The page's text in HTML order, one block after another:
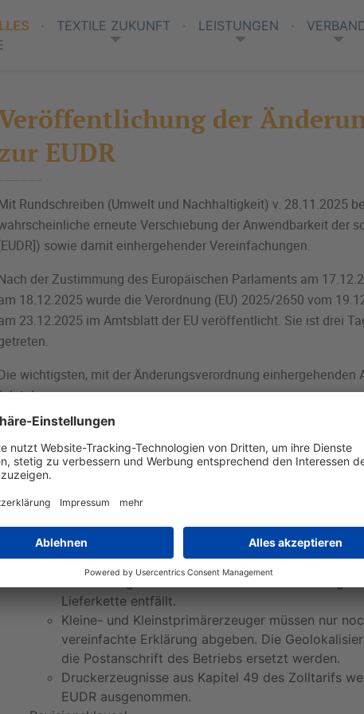
TEXTILE ZUKUNFT LEISTUNGEN
der
EUDR
Rundschreiben (Umwelt und Nachhaltigkeit) v. 28.11.2025
erneute Verschiebung der Anwendbarkeit der
sowie damit einhergehender Vereinfachungen.
der Zustimmung des Europäischen Parlaments am
18.12.2025 wurde die Verordnung (EU) 2025/2650 vom
23.12.2025 im Amtsblatt der EU veröffentlicht. Sie ist drei
wichtigsten, mit der Änderungsverordnung einhergehenden
dar:
Verschiebung des Anwendungsbeginns
Für große und mittlere Unternehmen verschiebt
den 30.12.2026, für kleine- und
Vereinfachungen
Die Verpflichtung zur Abgabe der
den Erstinverkehrbringern. Lediglich der erste
darüber hinaus die Referenznummern sammeln.
und Weitergabe von Referenznummern entlang
Lieferkette entfällt.
Kleine- und Kleinstprimärerzeuger müssen nur
vereinfachte Erklärung abgeben. Die
die Postanschrift des Betriebs ersetzt werden.
Druckerzeugnisse aus Kapitel 49 des Zolltarifs
EUDR ausgenommen.